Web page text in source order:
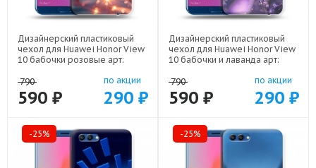
Дизайнерский пластиковый
чехол для Huawei Honor View
10 бабочки розовые арт:
790
590 ₽
по акции
290 ₽
Дизайнерский пластиковый
чехол для Huawei Honor View
10 бабочки и лаванда арт:
790
590 ₽
по акции
290 ₽
-25% -25%